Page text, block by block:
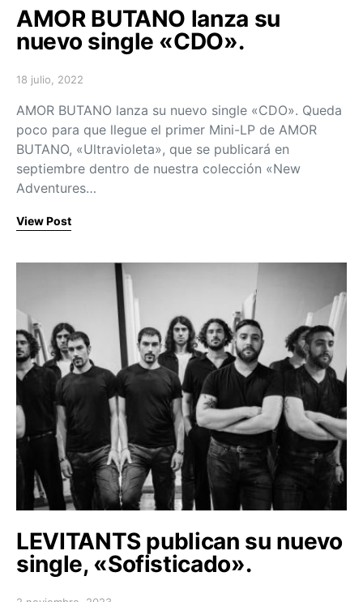
AMOR BUTANO lanza su
nuevo single «CDO».
Posted on
18 julio, 2022
AMOR BUTANO lanza su nuevo single «CDO». Queda
poco para que llegue el primer Mini-LP de AMOR
BUTANO, «Ultravioleta», que se publicará en
septiembre dentro de nuestra colección «New
Adventures…
View Post
LEVITANTS publican su nuevo
single, «Sofisticado».